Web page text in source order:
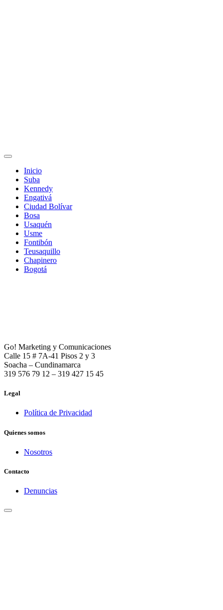
Inicio
Suba
Kennedy
Engativá
Ciudad Bolívar
Bosa
Usaquén
Usme
Fontibón
Teusaquillo
Chapinero
Bogotá
Go! Marketing y Comunicaciones
Calle 15 # 7A-41 Pisos 2 y 3
Soacha – Cundinamarca
319 576 79 12 – 319 427 15 45
Legal
Política de Privacidad
Quienes somos
Nosotros
Contacto
Denuncias